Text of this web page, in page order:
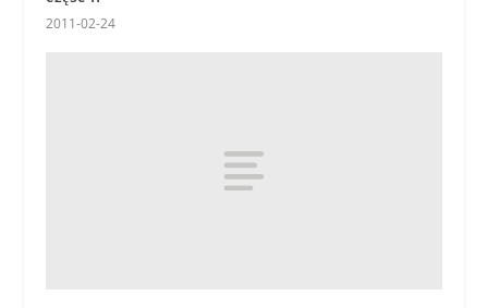
2011-02-24